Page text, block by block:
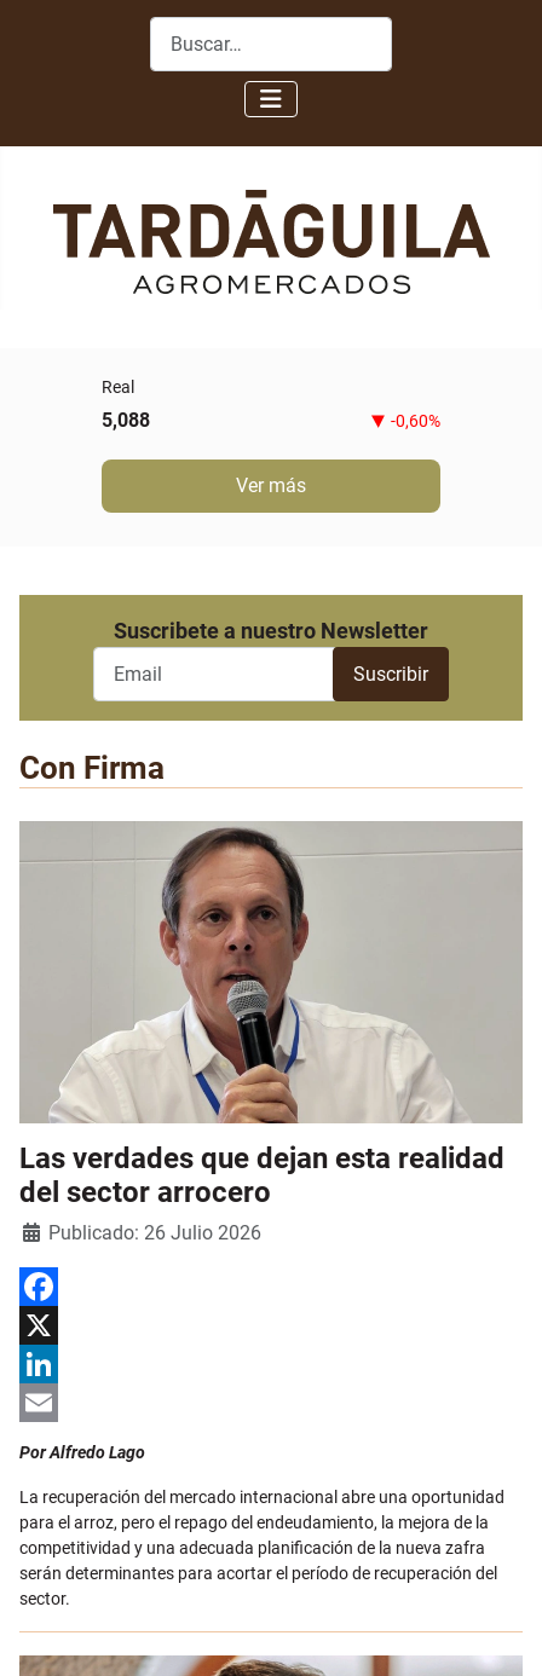
Buscar
Real
5,088 -0,60%
Ver más
Suscribete a nuestro Newsletter
Con Firma
Las verdades que dejan esta realidad
del sector arrocero
DetallesPublicado: 26 Julio 2026
Facebook
X
LinkedIn
Email
Por Alfredo Lago
La recuperación del mercado internacional abre una oportunidad
para el arroz, pero el repago del endeudamiento, la mejora de la
competitividad y una adecuada planificación de la nueva zafra
serán determinantes para acortar el período de recuperación del
sector.